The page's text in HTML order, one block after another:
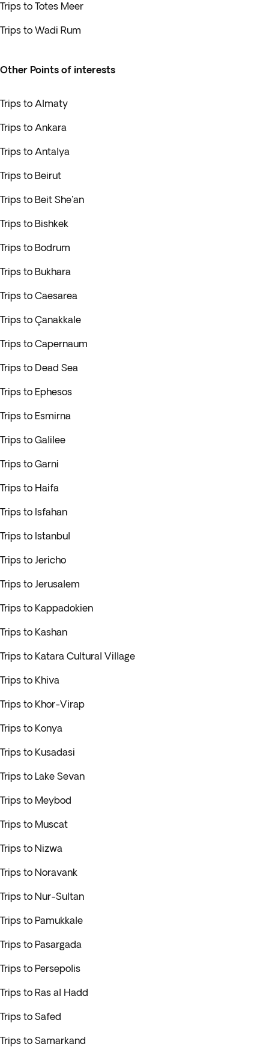
Trips to Totes Meer
Trips to Wadi Rum
Other Points of interests
Trips to Almaty
Trips to Ankara
Trips to Antalya
Trips to Beirut
Trips to Beit She'an
Trips to Bishkek
Trips to Bodrum
Trips to Bukhara
Trips to Caesarea
Trips to Çanakkale
Trips to Capernaum
Trips to Dead Sea
Trips to Ephesos
Trips to Esmirna
Trips to Galilee
Trips to Garni
Trips to Haifa
Trips to Isfahan
Trips to Istanbul
Trips to Jericho
Trips to Jerusalem
Trips to Kappadokien
Trips to Kashan
Trips to Katara Cultural Village
Trips to Khiva
Trips to Khor-Virap
Trips to Konya
Trips to Kusadasi
Trips to Lake Sevan
Trips to Meybod
Trips to Muscat
Trips to Nizwa
Trips to Noravank
Trips to Nur-Sultan
Trips to Pamukkale
Trips to Pasargada
Trips to Persepolis
Trips to Ras al Hadd
Trips to Safed
Trips to Samarkand